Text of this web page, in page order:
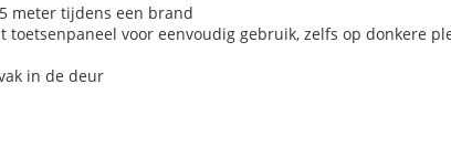
meter tijdens een brand
voor eenvoudig gebruik, zelfs op donkere
in de deur